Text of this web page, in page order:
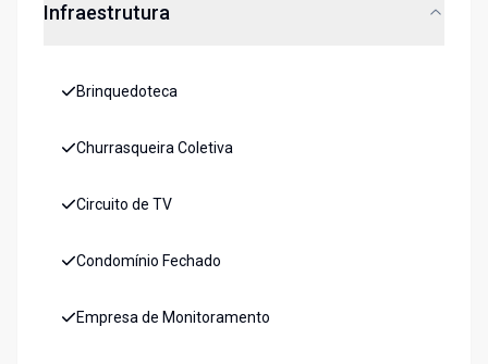
Infraestrutura
Brinquedoteca
Churrasqueira Coletiva
Circuito de TV
Condomínio Fechado
Empresa de Monitoramento